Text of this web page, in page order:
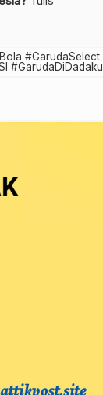
#GarudaSelect
#GarudaDiDadaku